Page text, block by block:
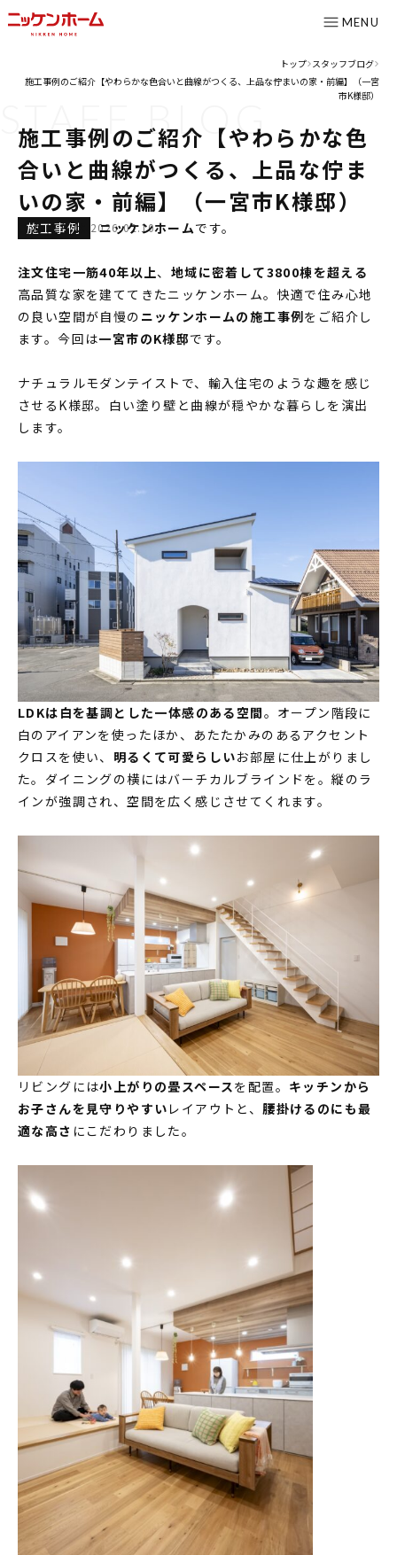
MENU
コンセプト
ニッケンホームの強み
温熱性能
耐震/耐火性能
グレード紹介
こだわりのダイニング設計室
ゆとりの暮らし研究所
施工事例
家づくりの流れ
イベント情報
スタッフブログ
住まいづくりのコラム
お客様の声
よくあるご質問
会社案内
スタッフ紹介
OBのお客様へ
求人情報
MODEL HOUSE
モデルハウス一覧
本社モデルハウス
今伊勢町モデルハウス 2階建て
今伊勢町モデルハウス 平屋
トップ
>
スタッフブログ
施工事例のご紹介【やわらかな色合いと曲線がつくる、上品な佇まいの家・前編】（一宮
市K様邸）
施工事例のご紹介【やわらかな色
合いと曲線がつくる、上品な佇ま
いの家・前編】（一宮市K様邸）
STAFF BLOG
施工事例 2026.02.10
こんにちは、ニッケンホームです。
注文住宅一筋40年以上、 地域に密着して3800棟を超える
高品質な家を建ててきたニッケンホーム。快適で住み心地
の良い空間が自慢の ニッケンホームの施工事例をご紹介し
ます。今回は一宮市のK様邸です。
ナチュラルモダンテイストで、輸入住宅のような趣を感じ
させるK様邸。白い塗り壁と曲線が穏やかな暮らしを演出
します。
LDKは白を基調とした一体感のある空間。オープン階段に
白のアイアンを使ったほか、あたたかみのあるアクセント
クロスを使い、 明るくて可愛らしいお部屋に仕上がりまし
た。ダイニングの横にはバーチカルブラインドを。縦のラ
インが強調され、空間を広く感じさせてくれます。
リビングには小上がりの畳スペースを配置。 キッチンから
お子さんを見守りやすい レイアウトと、腰掛けるのにも最
適な高さ にこだわりました。